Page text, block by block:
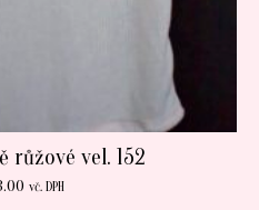
růžové vel. 152
vč. DPH